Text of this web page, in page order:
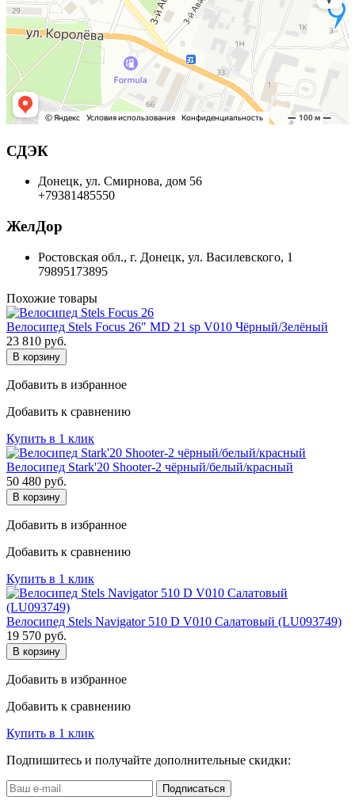
СДЭК
Донецк, ул. Смирнова, дом 56
+79381485550
ЖелДор
Ростовская обл., г. Донецк, ул. Василевского, 1
79895173895
Похожие товары
Велосипед Stels Focus 26" MD 21 sp V010 Чёрный/Зелёный
23 810 руб.
В корзину
Добавить в избранное
Добавить к сравнению
Купить в 1 клик
Велосипед Stark'20 Shooter-2 чёрный/белый/красный
50 480 руб.
В корзину
Добавить в избранное
Добавить к сравнению
Купить в 1 клик
Велосипед Stels Navigator 510 D V010 Салатовый (LU093749)
19 570 руб.
В корзину
Добавить в избранное
Добавить к сравнению
Купить в 1 клик
Подпишитесь и получайте дополнительные скидки:
Подписаться